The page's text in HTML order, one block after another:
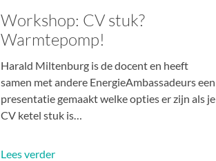
Workshop: CV stuk?
Warmtepomp!
Harald Miltenburg is de docent en heeft
samen met andere EnergieAmbassadeurs een
presentatie gemaakt welke opties er zijn als je
CV ketel stuk is…
Lees verder